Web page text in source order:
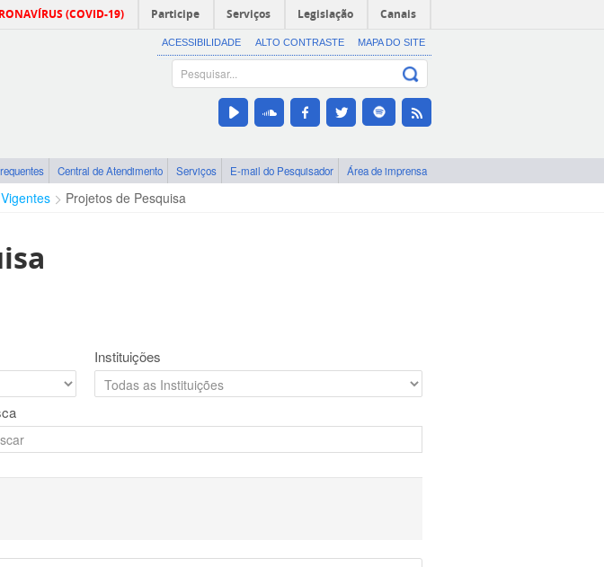
(COVID-19) Participe Serviços Legislação Canais
ACESSIBILIDADE ALTO CONTRASTE MAPA DO SITE
Central de Atendimento Serviços E-mail do Pesquisador Área de imprensa
Projetos de Pesquisa
Instituições